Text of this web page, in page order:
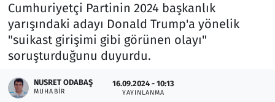
Cumhuriyetçi Partinin 2024 başkanlık
yarışındaki adayı Donald Trump'a yönelik
"suikast girişimi gibi görünen olayı"
soruşturduğunu duyurdu.
NUSRET ODABAŞ
MUHABIR
16.09.2024 - 10:13
YAYINLANMA
Memur ve Kamu
Otomobil
Oyun